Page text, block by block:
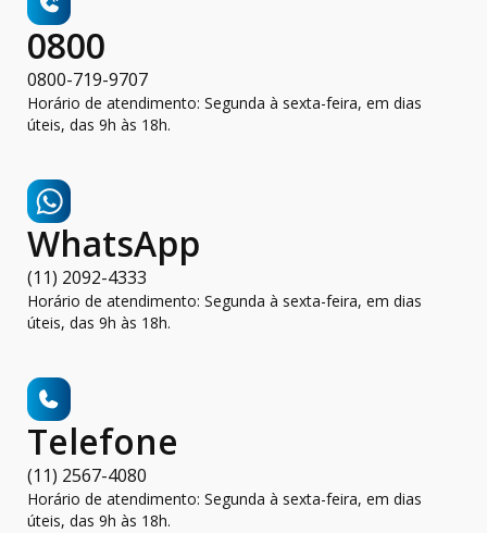
0800
0800-719-9707
Horário de atendimento: Segunda à sexta-feira, em dias
úteis, das 9h às 18h.
WhatsApp
(11) 2092-4333
Horário de atendimento: Segunda à sexta-feira, em dias
úteis, das 9h às 18h.
Telefone
(11) 2567-4080
Horário de atendimento: Segunda à sexta-feira, em dias
úteis, das 9h às 18h.